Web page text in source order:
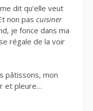
dit qu’elle veut
non pas cuisiner
je fonce dans ma
régale de la voir
pâtissons, mon
et pleure…